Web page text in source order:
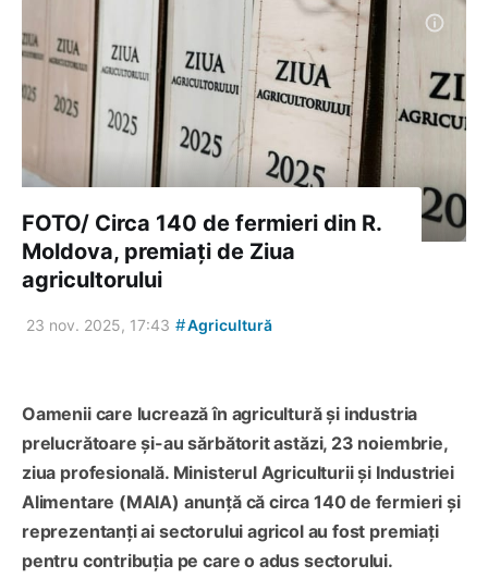
FOTO/ Circa 140 de fermieri din R.
Moldova, premiați de Ziua
agricultorului
23 nov. 2025, 17:43 #Agricultură
Oamenii care lucrează în agricultură și industria
prelucrătoare și-au sărbătorit astăzi, 23 noiembrie,
ziua profesională. Ministerul Agriculturii și Industriei
Alimentare (MAIA) anunță că circa 140 de fermieri și
reprezentanți ai sectorului agricol au fost premiați
pentru contribuția pe care o adus sectorului.